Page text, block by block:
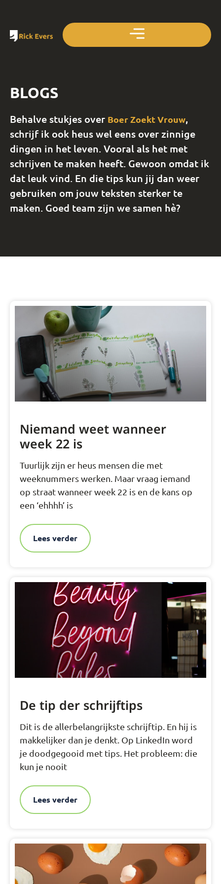
BLOGS
Behalve stukjes over Boer Zoekt Vrouw,
schrijf ik ook heus wel eens over zinnige
dingen in het leven. Vooral als het met
schrijven te maken heeft. Gewoon omdat ik
dat leuk vind. En die tips kun jij dan weer
gebruiken om jouw teksten sterker te
maken. Goed team zijn we samen hè?
Niemand weet wanneer
week 22 is
Tuurlijk zijn er heus mensen die met
weeknummers werken. Maar vraag iemand
op straat wanneer week 22 is en de kans op
een ‘ehhhh’ is
Lees verder
De tip der schrijftips
Dit is de allerbelangrijkste schrijftip. En hij is
makkelijker dan je denkt. Op LinkedIn word
je doodgegooid met tips. Het probleem: die
kun je nooit
Lees verder